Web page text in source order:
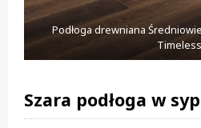
Podłoga drewniana
Timeless
Szara podłoga w